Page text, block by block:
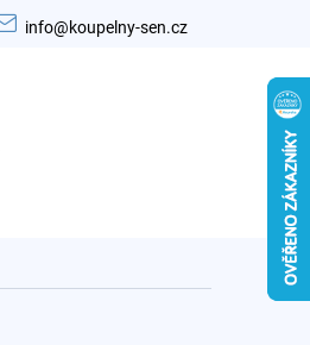
info@koupelny-sen.cz